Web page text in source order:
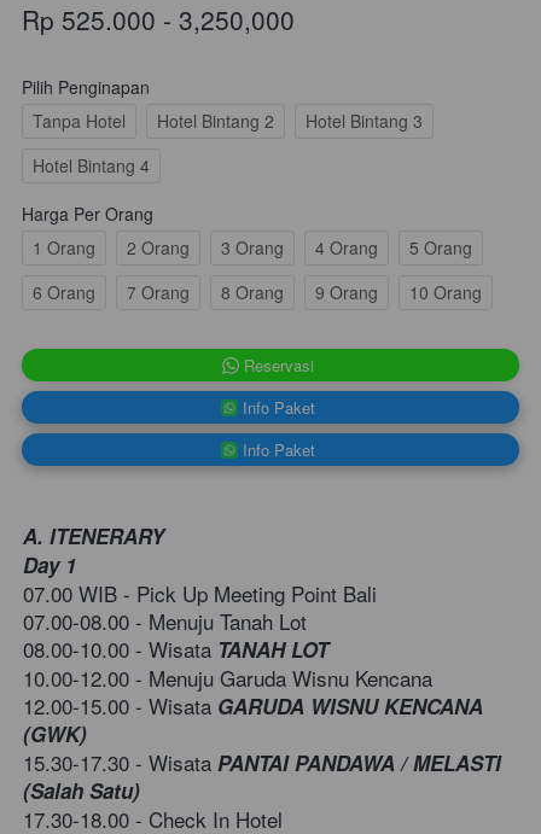
Rp 525.000 - 3,250,000
Pilih Penginapan
Tanpa Hotel
Hotel Bintang 2
Hotel Bintang 3
Hotel Bintang 4
Harga Per Orang
1 Orang
2 Orang 3 Orang 4 Orang
5 Orang
6 Orang
7 Orang 8 Orang 9 Orang 10 Orang
` Reservasi
` Info Paket
` Info Paket
A. ITENERARY
Day 1
07.00 WIB - Pick Up Meeting Point Bali
07.00-08.00 - Menuju Tanah Lot
08.00-10.00 - Wisata TANAH LOT
10.00-12.00 - Menuju Garuda Wisnu Kencana
12.00-15.00 - Wisata GARUDA WISNU KENCANA
(GWK)
15.30-17.30 - Wisata PANTAI PANDAWA / MELASTI
(Salah Satu)
17.30-18.00 - Check In Hotel